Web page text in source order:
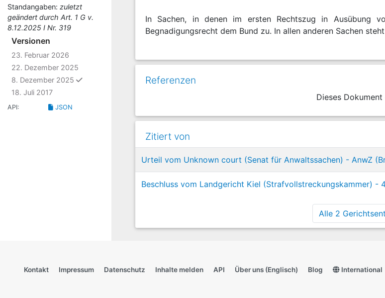
Standangaben: zuletzt
geändert durch Art. 1 G v.
8.12.2025 I Nr. 319
Versionen
23. Februar 2026
22. Dezember 2025
8. Dezember 2025
ausgewählt
18. Juli 2017
API: JSON
In Sachen, in denen im ersten Rechtszug in Ausübung
Begnadigungsrecht dem Bund zu. In allen anderen Sachen
Referenzen
Dieses
Zitiert von
Urteil vom Unknown court (Senat für Anwaltssachen) - AnwZ
Beschluss vom Landgericht Kiel (Strafvollstreckungskammer) -
Alle 2
Kontakt Impressum Datenschutz Inhalte melden API Über uns (Englisch) Blog International